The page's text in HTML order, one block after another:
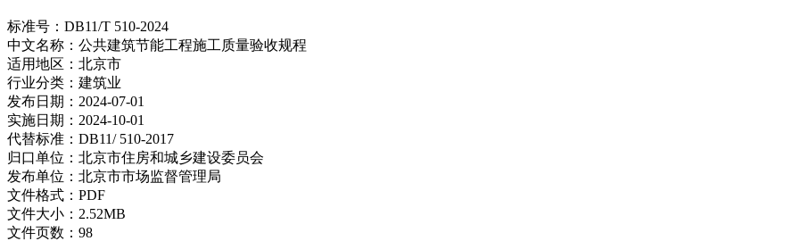
标准号： DB11/T 510-2024
中文名称： 公共建筑节能工程施工质量验收规程
适用地区： 北京市
行业分类： 建筑业
发布日期： 2024-07-01
实施日期： 2024-10-01
代替标准： DB11/ 510-2017
归口单位： 北京市住房和城乡建设委员会
发布单位： 北京市市场监督管理局
文件格式： PDF
文件大小： 2.52MB
文件页数： 98